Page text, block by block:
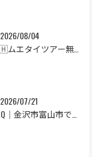
2026/08/04
🇹🇭ムエタイツアー無事終了🥊
2026/07/21
BBQ｜金沢市富山市で楽しくキックボクシング！